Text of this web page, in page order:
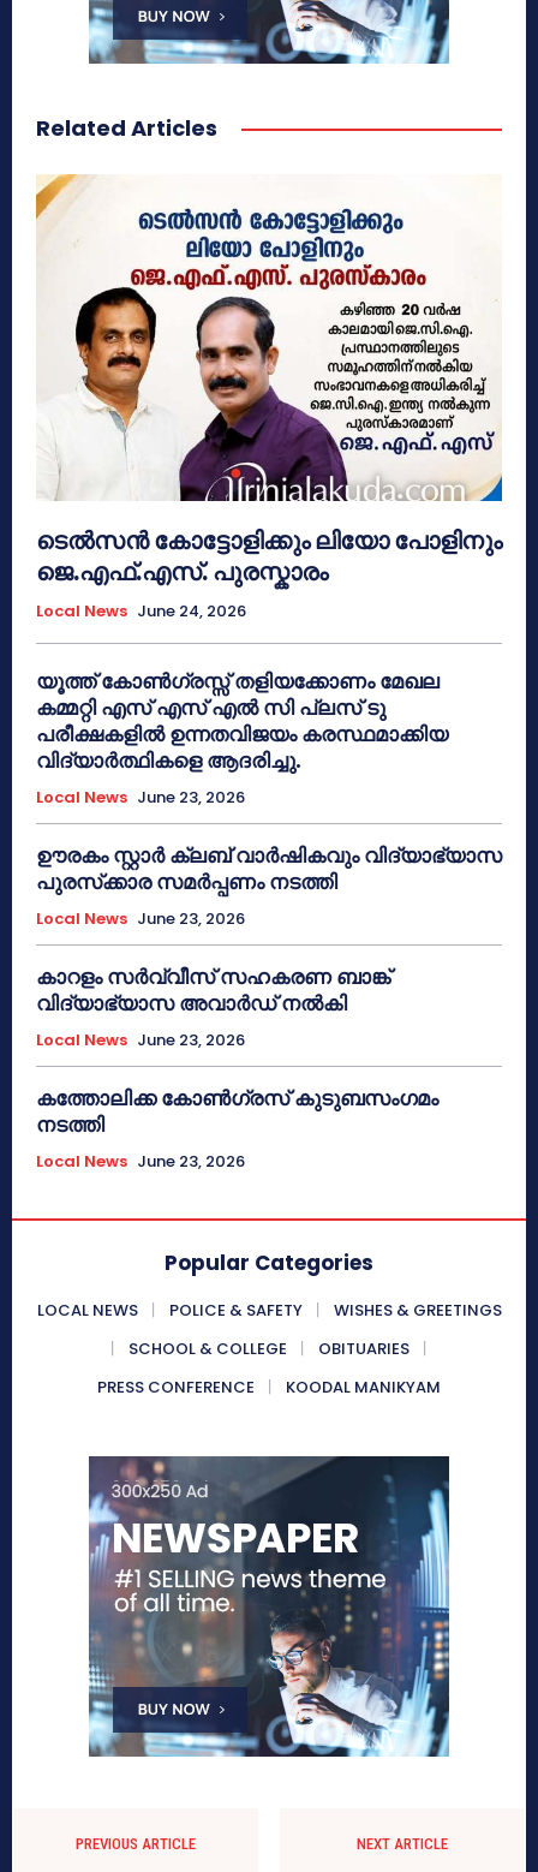
Related Articles
ടെൽസൻ കോട്ടോളിക്കും ലിയോ പോളിനും
ജെ.എഫ്.എസ്. പുരസ്കാരം
Local News June 24, 2026
യൂത്ത് കോൺഗ്രസ്സ് തളിയക്കോണം മേഖല
കമ്മറ്റി എസ് എസ് എൽ സി പ്ലസ് ടു
പരീക്ഷകളിൽ ഉന്നതവിജയം കരസ്ഥമാക്കിയ
വിദ്യാർത്ഥികളെ ആദരിച്ചു.
Local News June 23, 2026
ഊരകം സ്റ്റാർ ക്ലബ് വാർഷികവും വിദ്യാഭ്യാസ
പുരസ്‌ക്കാര സമർപ്പണം നടത്തി
Local News June 23, 2026
കാറളം സർവ്വീസ് സഹകരണ ബാങ്ക്
വിദ്യാഭ്യാസ അവാർഡ് നൽകി
Local News June 23, 2026
കത്തോലിക്ക കോൺഗ്രസ് കുടുബസംഗമം
നടത്തി
Local News June 23, 2026
Popular Categories
LOCAL NEWS POLICE & SAFETY
WISHES & GREETINGS
SCHOOL & COLLEGE
OBITUARIES
PRESS CONFERENCE
KOODAL MANIKYAM
PREVIOUS ARTICLE NEXT ARTICLE